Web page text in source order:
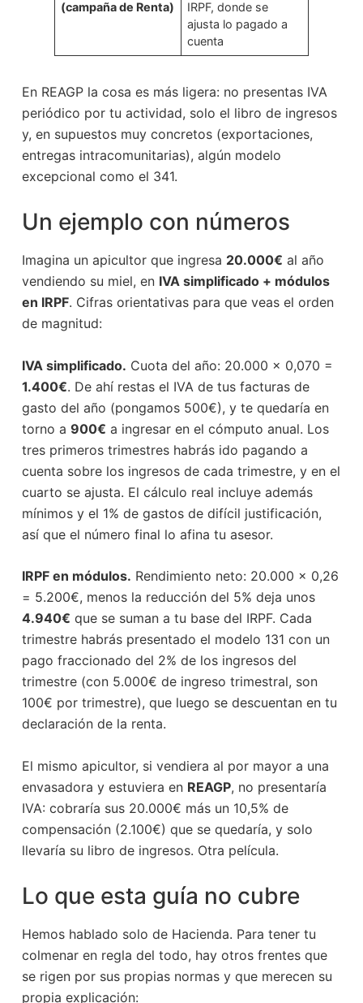
(campaña de Renta)
IRPF, donde se
ajusta lo pagado a
cuenta
En REAGP la cosa es más ligera: no presentas IVA
periódico por tu actividad, solo el libro de ingresos
y, en supuestos muy concretos (exportaciones,
entregas intracomunitarias), algún modelo
excepcional como el 341.
Un ejemplo con números
Imagina un apicultor que ingresa 20.000€ al año
vendiendo su miel, en IVA simplificado + módulos
en IRPF. Cifras orientativas para que veas el orden
de magnitud:
IVA simplificado. Cuota del año: 20.000 × 0,070 =
1.400€. De ahí restas el IVA de tus facturas de
gasto del año (pongamos 500€), y te quedaría en
torno a 900€ a ingresar en el cómputo anual. Los
tres primeros trimestres habrás ido pagando a
cuenta sobre los ingresos de cada trimestre, y en el
cuarto se ajusta. El cálculo real incluye además
mínimos y el 1% de gastos de difícil justificación,
así que el número final lo afina tu asesor.
IRPF en módulos. Rendimiento neto: 20.000 × 0,26
= 5.200€, menos la reducción del 5% deja unos
4.940€ que se suman a tu base del IRPF. Cada
trimestre habrás presentado el modelo 131 con un
pago fraccionado del 2% de los ingresos del
trimestre (con 5.000€ de ingreso trimestral, son
100€ por trimestre), que luego se descuentan en tu
declaración de la renta.
El mismo apicultor, si vendiera al por mayor a una
envasadora y estuviera en REAGP, no presentaría
IVA: cobraría sus 20.000€ más un 10,5% de
compensación (2.100€) que se quedaría, y solo
llevaría su libro de ingresos. Otra película.
Lo que esta guía no cubre
Hemos hablado solo de Hacienda. Para tener tu
colmenar en regla del todo, hay otros frentes que
se rigen por sus propias normas y que merecen su
propia explicación: